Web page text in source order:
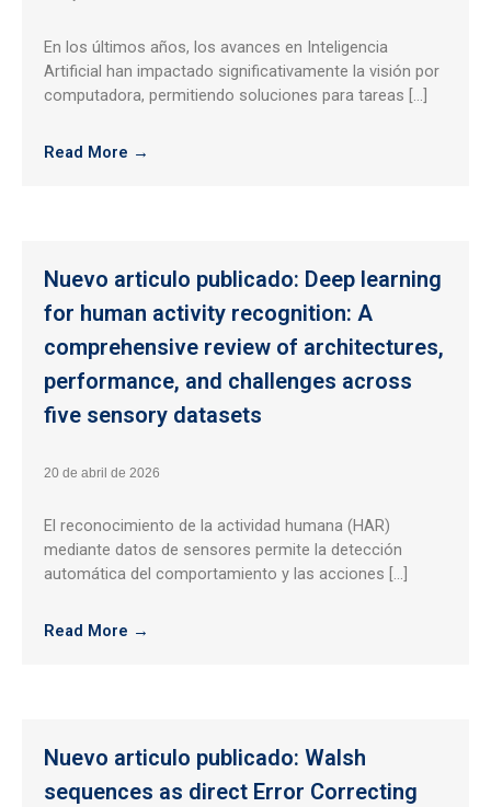
En los últimos años, los avances en Inteligencia
Artificial han impactado significativamente la visión por
computadora, permitiendo soluciones para tareas […]
Read More →
Nuevo articulo publicado: Deep learning
for human activity recognition: A
comprehensive review of architectures,
performance, and challenges across
five sensory datasets
20 de abril de 2026
El reconocimiento de la actividad humana (HAR)
mediante datos de sensores permite la detección
automática del comportamiento y las acciones […]
Read More →
Nuevo articulo publicado: Walsh
sequences as direct Error Correcting